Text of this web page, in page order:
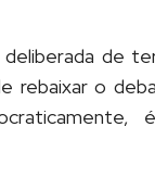
de
rebaixar o